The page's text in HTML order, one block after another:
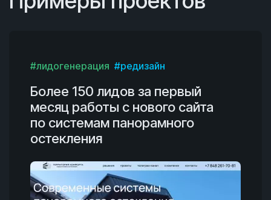
#лидогенерация #редизайн
Более 150 лидов за первый
месяц работы с нового сайта
по системам панорамного
остекления